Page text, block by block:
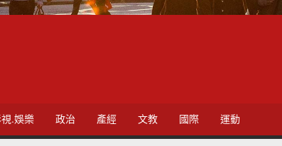
.娛樂 政治 產經 文教 國際 運動